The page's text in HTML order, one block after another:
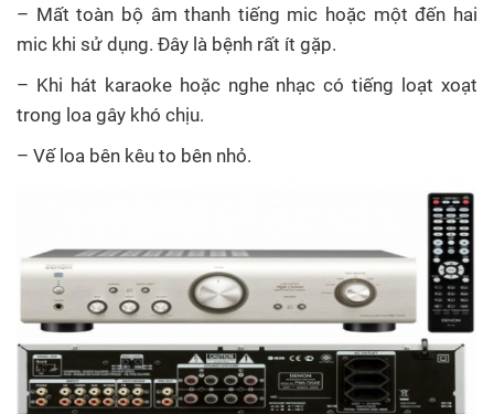
– Mất toàn bộ âm thanh tiếng mic hoặc một đến hai
mic khi sử dụng. Đây là bệnh rất ít gặp.
– Khi hát karaoke hoặc nghe nhạc có tiếng loạt xoạt
trong loa gây khó chịu.
– Vế loa bên kêu to bên nhỏ.